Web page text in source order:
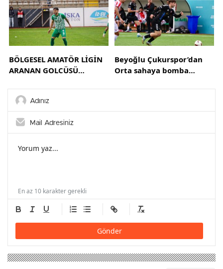
RİVA’DA BİR ARAYA GELDİ
BÖLGESEL AMATÖR LİGİN
ARANAN GOLCÜSÜ
SEZONU TAMAMLADI
Beyoğlu Çukurspor’dan
Orta sahaya bomba
Çukurspor’da
Gönder
En az 10 karakter gerekli